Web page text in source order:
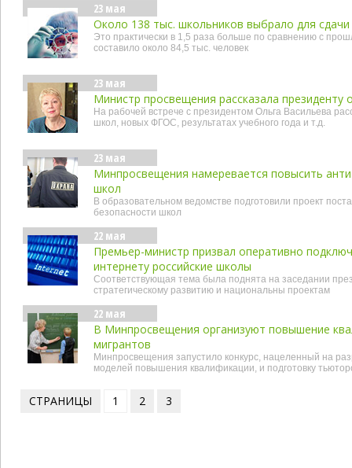
23 мая
Около 138 тыс. школьников выбрало для
Это практически в 1,5 раза больше по сравнению с
составило около 84,5 тыс. человек
23 мая
Министр просвещения рассказала президенту
На рабочей встрече с президентом Ольга Васильева
школ, новых ФГОС, результатах учебного года и т.д.
23 мая
Минпросвещения намеревается повысить
школ
В образовательном ведомстве подготовили проект
безопасности школ
22 мая
Премьер-министр призвал оперативно
интернету российские школы
Соответствующая тема была поднята на заседании
стратегическому развитию и национальны проектам
22 мая
В Минпросвещения организуют повышение
мигрантов
Минпросвещения запустило конкурс, нацеленный на
моделей повышения квалификации, и подготовку
СТРАНИЦЫ 1 2 3